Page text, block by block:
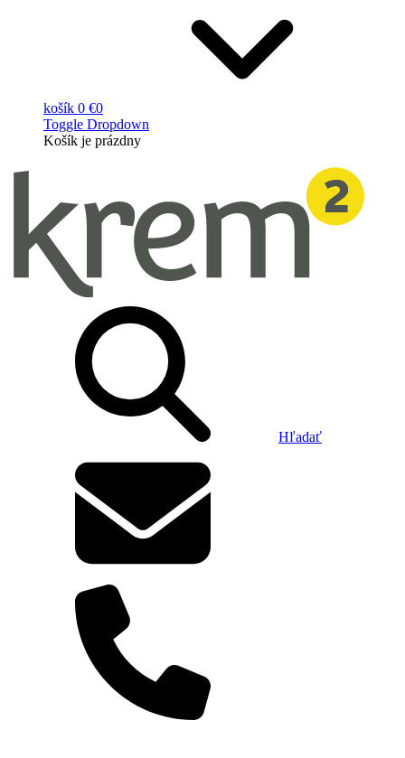
košík 0 €0
Toggle Dropdown
Košík je prázdny
Hľadať